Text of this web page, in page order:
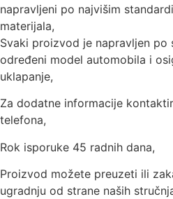
napravljeni po najvišim
materijala,
Svaki proizvod je napravljen po
određeni model automobila i
uklapanje,
Za dodatne informacije
telefona,
Rok isporuke 45 radnih dana,
Proizvod možete preuzeti ili
ugradnju od strane naših